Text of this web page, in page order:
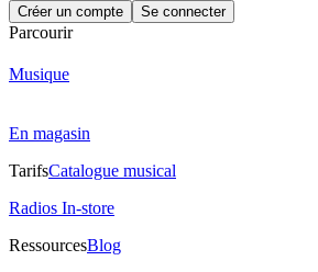
Créer un compte Se connecter
Parcourir
Musique
En magasin
TarifsCatalogue musical
Radios In-store
RessourcesBlog